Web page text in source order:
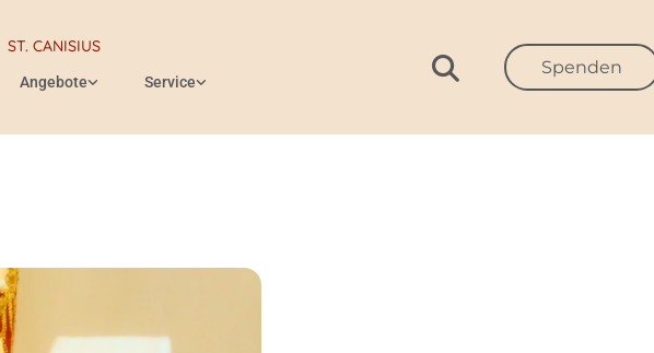
ST. CANISIUS
Angebote Service
Spenden